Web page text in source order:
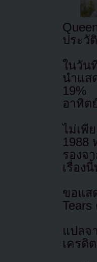
ประวั
ในวัน
นำแส
19%
อาทิต
ไม่เพี
1988
รองจ
เรื่อง
ขอแ
Tears
แปล
เครดิ